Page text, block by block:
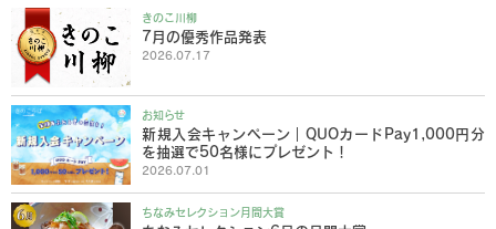
きのこ川柳
2026.07.17
7月の優秀作品発表
お知らせ
2026.07.01
新規入会キャンペーン｜QUOカードPay1,000円分
を抽選で50名様にプレゼント！
ちなみセレクション月間大賞